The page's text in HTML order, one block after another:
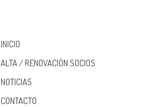
INICIO
ALTA / RENOVACIÓN SOCIOS
NOTICIAS
CONTACTO